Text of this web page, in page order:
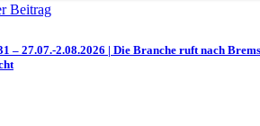
Beitrag
– 27.07.-2.08.2026 | Die Branche ruft nach